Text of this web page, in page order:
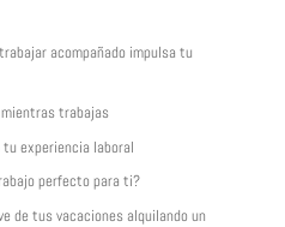
acompañado impulsa tu
trabajas
experiencia laboral
perfecto para ti?
de tus vacaciones alquilando un